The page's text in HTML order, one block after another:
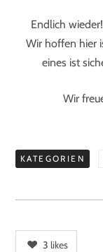
Endlich
Wir hoffen hier
eines ist
Wir
KATEGORIEN
3 likes